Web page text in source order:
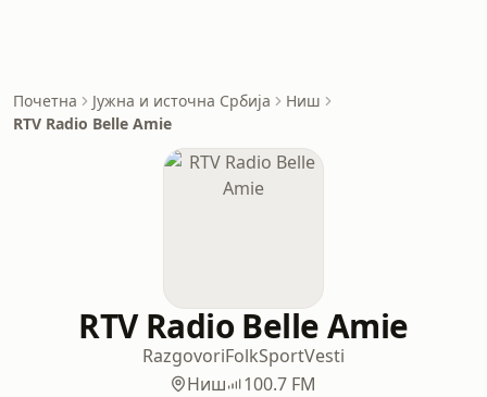
Почетна Јужна и источна Србија
Ниш
RTV Radio Belle Amie
RTV Radio Belle Amie
RazgovoriFolkSportVesti
Ниш
100.7 FM